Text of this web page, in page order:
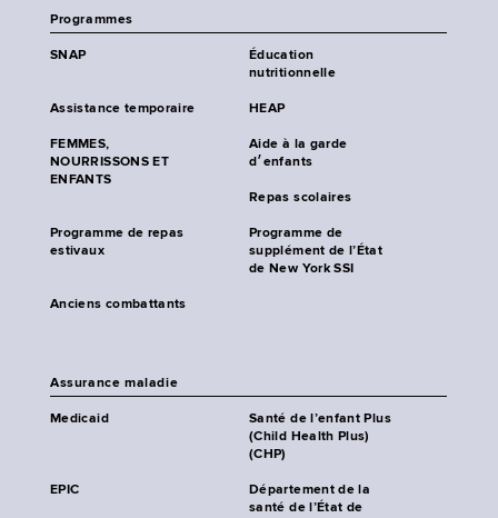
Programmes
SNAP
Éducation
nutritionnelle
Assistance temporaire HEAP
FEMMES,
NOURRISSONS ET
ENFANTS
Aide à la garde
d׳enfants
Repas scolaires
Programme de repas
estivaux
Programme de
supplément de l’État
de New York SSI
Anciens combattants
Assurance maladie
Medicaid
Santé de l’enfant Plus
(Child Health Plus)
(CHP)
EPIC
Département de la
santé de l’État de